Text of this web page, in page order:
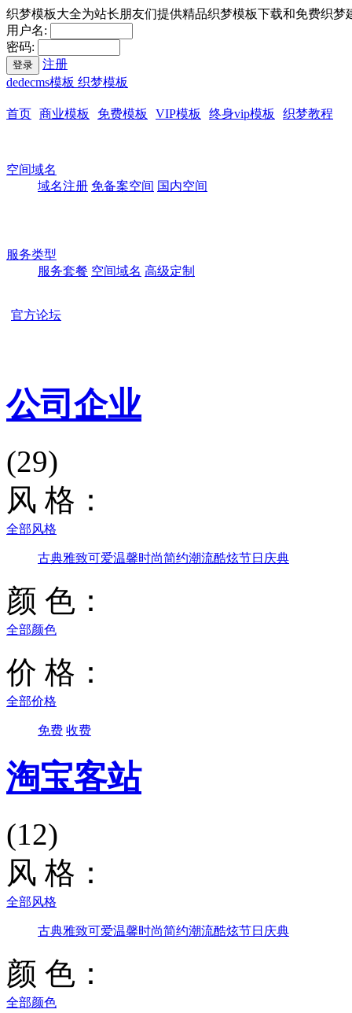
织梦模板大全为站长朋友们提供精品织梦模板下载和免费织梦
用户名:
密码:
登录
注册
dedecms模板 织梦模板
首页 商业模板 免费模板 VIP模板 终身vip模板 织梦教程
空间域名
域名注册 免备案空间 国内空间
服务类型
服务套餐 空间域名 高级定制
官方论坛
公司企业
(29)
风 格：
全部风格
古典雅致可爱温馨时尚简约潮流酷炫节日庆典
颜 色：
全部颜色
价 格：
全部价格
免费 收费
淘宝客站
(12)
风 格：
全部风格
古典雅致可爱温馨时尚简约潮流酷炫节日庆典
颜 色：
全部颜色